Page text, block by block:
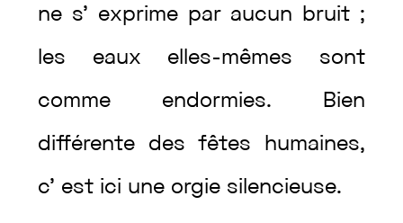
ne s’ exprime par aucun bruit ;
les eaux elles-mêmes sont
comme endormies. Bien
différente desfêtes humaines,
c’ est ici une orgie silencieuse.